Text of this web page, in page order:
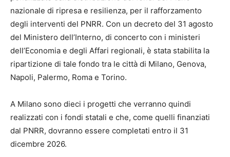
nazionale di ripresa e resilienza, per il rafforzamento
degli interventi del PNRR. Con un decreto del 31 agosto
del Ministero dell’Interno, di concerto con i ministeri
dell’Economia e degli Affari regionali, è stata stabilita la
ripartizione di tale fondo tra le città di Milano, Genova,
Napoli, Palermo, Roma e Torino.
A Milano sono dieci i progetti che verranno quindi
realizzati con i fondi statali e che, come quelli finanziati
dal PNRR, dovranno essere completati entro il 31
dicembre 2026.